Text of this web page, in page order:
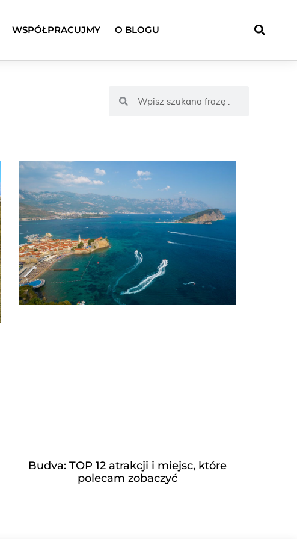
WSPÓŁPRACUJMY O BLOGU
Budva: TOP 12 atrakcji i miejsc, które
polecam zobaczyć